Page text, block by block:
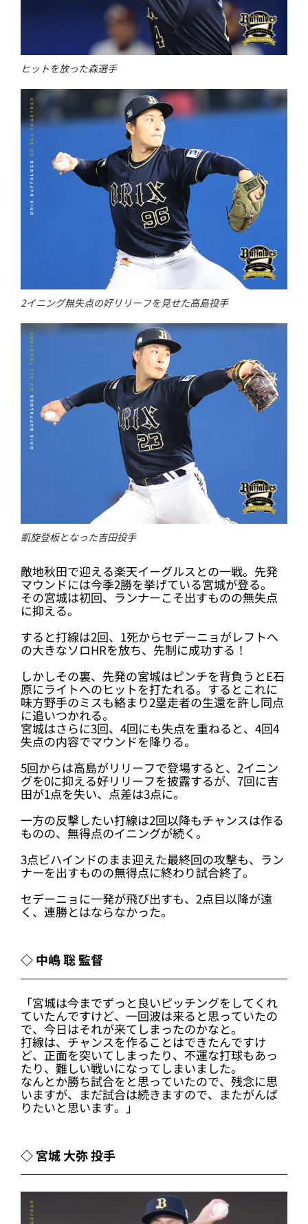
ヒットを放った森選手
2イニング無失点の好リリーフを見せた高島投手
凱旋登板となった吉田投手
敵地秋田で迎える楽天イーグルスとの一戦。先発
マウンドには今季2勝を挙げている宮城が登る。
その宮城は初回、ランナーこそ出すものの無失点
に抑える。
すると打線は2回、1死からセデーニョがレフトへ
の大きなソロHRを放ち、先制に成功する！
しかしその裏、先発の宮城はピンチを背負うとE石
原にライトへのヒットを打たれる。するとこれに
味方野手のミスも絡まり2塁走者の生還を許し同点
に追いつかれる。
宮城はさらに3回、4回にも失点を重ねると、4回4
失点の内容でマウンドを降りる。
5回からは高島がリリーフで登場すると、2イニン
グを0に抑える好リリーフを披露するが、7回に吉
田が1点を失い、点差は3点に。
一方の反撃したい打線は2回以降もチャンスは作る
ものの、無得点のイニングが続く。
3点ビハインドのまま迎えた最終回の攻撃も、ラン
ナーを出すものの無得点に終わり試合終了。
セデーニョに一発が飛び出すも、2点目以降が遠
く、連勝とはならなかった。
◇ 中嶋 聡 監督
「宮城は今までずっと良いピッチングをしてくれ
ていたんですけど、一回波は来ると思っていたの
で、今日はそれが来てしまったのかなと。
打線は、チャンスを作ることはできたんですけ
ど、正面を突いてしまったり、不運な打球もあっ
たり、難しい戦いになってしまいました。
なんとか勝ち試合をと思っていたので、残念に思
いますが、まだ試合は続きますので、またがんば
りたいと思います。」
◇ 宮城 大弥 投手